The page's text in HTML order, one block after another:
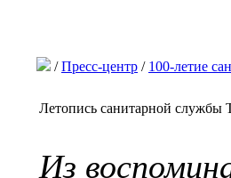
/Пресс-центр / 100-летие
Летопись санитарной службы
Из